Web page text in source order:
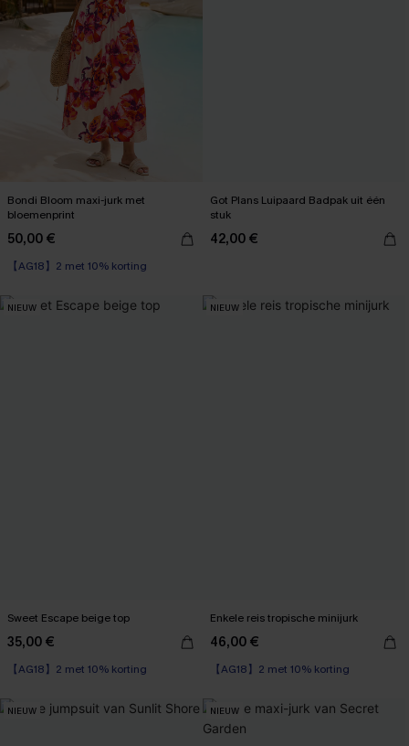
Bondi Bloom maxi-jurk met
bloemenprint
50,00 €
【AG18】2 met 10% korting
High Waist
Got Plans Luipaard Badpak uit één
stuk
42,00 €
NIEUW
Sweet Escape beige top
35,00 €
【AG18】2 met 10% korting
NIEUW
Enkele reis tropische minijurk
46,00 €
【AG18】2 met 10% korting
NIEUW NIEUW